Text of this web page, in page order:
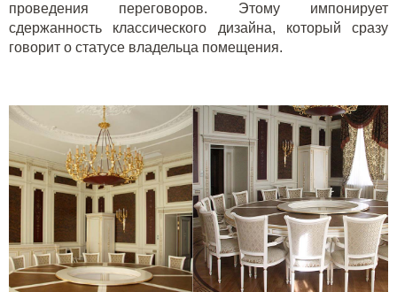
проведения переговоров. Этому импонирует
сдержанность классического дизайна, который сразу
говорит о статусе владельца помещения.